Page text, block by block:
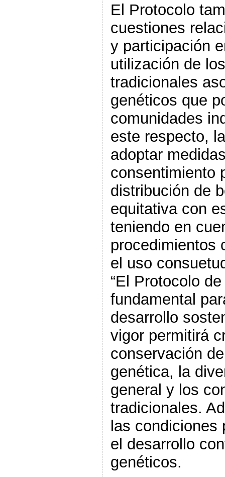
El Protocolo
cuestiones
y participación
utilización de
tradicionales
genéticos que
comunidades
este respecto,
adoptar
consentimiento
distribución de
equitativa con
teniendo en
procedimientos
el uso
“El Protocolo
fundamental
desarrollo
vigor permitirá
conservación
genética, la
general y los
tradicionales.
las condiciones
el desarrollo
genéticos.